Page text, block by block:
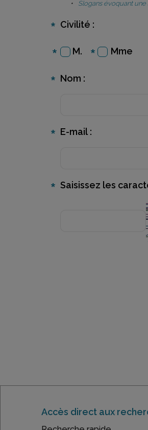
Slogans évoquant une
Civilité :
M. Mme
Nom :
E-mail :
Saisissez les
Accès direct aux